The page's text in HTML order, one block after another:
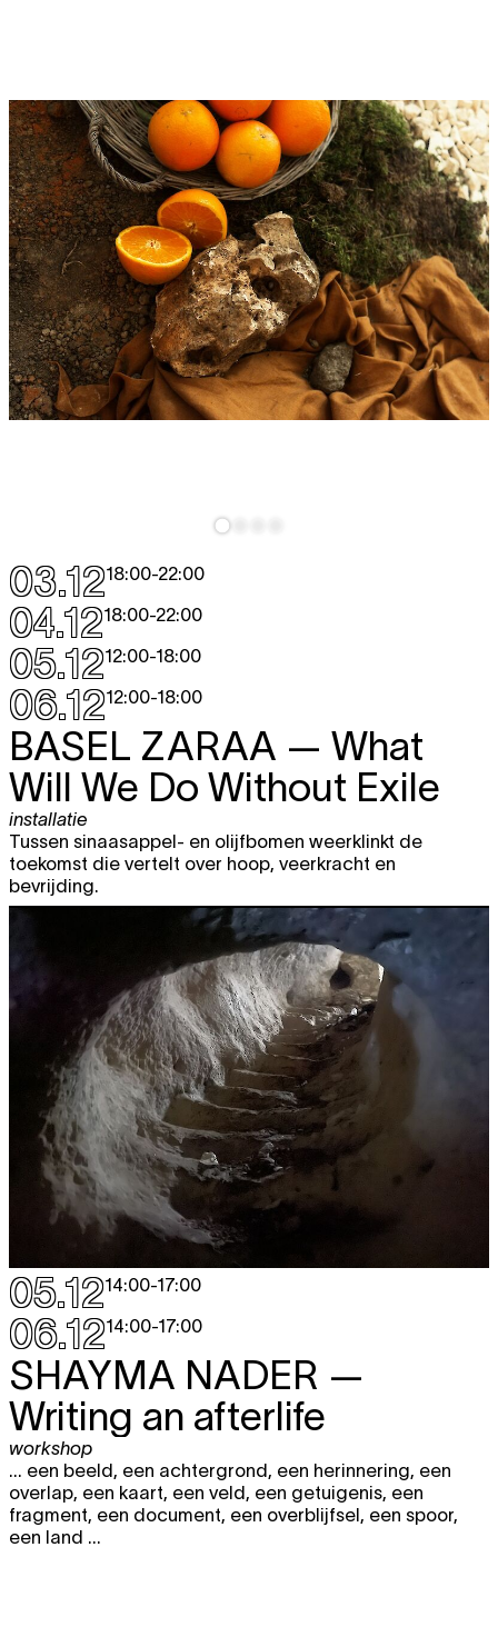
03.1218:00-22:00
04.1218:00-22:00
05.1212:00-18:00
06.1212:00-18:00
BASEL ZARAA — What
Will We Do Without Exile
installatie
Tussen sinaasappel- en olijfbomen weerklinkt de
toekomst die vertelt over hoop, veerkracht en
bevrijding.
05.1214:00-17:00
06.1214:00-17:00
SHAYMA NADER —
Writing an afterlife
workshop
... een beeld, een achtergrond, een herinnering, een
overlap, een kaart, een veld, een getuigenis, een
fragment, een document, een overblijfsel, een spoor,
een land ...